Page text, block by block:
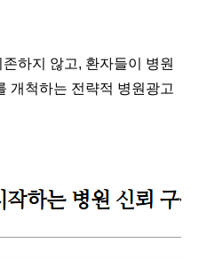
하지 않고, 환자들이 병원
개척하는 전략적 병원광고